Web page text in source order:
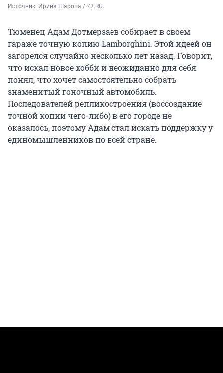
Источник: Ирина Шарова / 72.RU
Тюменец Адам Дотмерзаев собирает в своем
гараже точную копию Lamborghini. Этой идеей он
загорелся случайно несколько лет назад. Говорит,
что искал новое хобби и неожиданно для себя
понял, что хочет самостоятельно собрать
знаменитый гоночный автомобиль.
Последователей репликостроения (воссоздание
точной копии чего-либо) в его городе не
оказалось, поэтому Адам стал искать поддержку у
единомышленников по всей стране.